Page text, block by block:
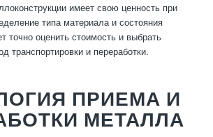
имеет свою ценность при
типа материала и состояния
точно оценить стоимость и выбрать
транспортировки и переработки.
ПРИЕМА И
МЕТАЛЛА